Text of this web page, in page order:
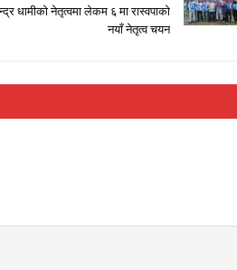
धामीकाे नेतृत्वमा लेकम ६ मा रास्वपाकाे
नयाँ नेतृत्व चयन